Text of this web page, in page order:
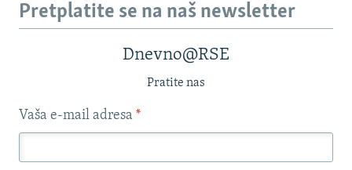
Pretplatite se na naš newsletter
Dnevno@RSE
Pratite nas
Vaša e-mail adresa *